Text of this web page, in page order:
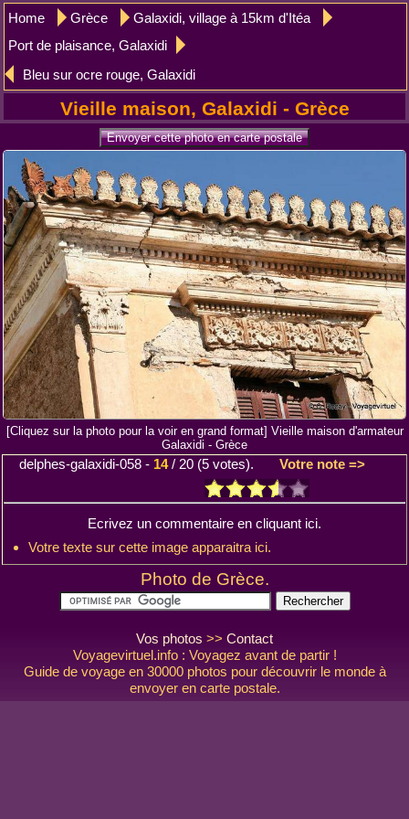
Home Grèce
Galaxidi, village à 15km d'Itéa
Port de plaisance, Galaxidi
Bleu sur ocre rouge, Galaxidi
Vieille maison, Galaxidi - Grèce
[Cliquez sur la photo pour la voir en grand format] Vieille maison d'armateur
Galaxidi - Grèce
delphes-galaxidi-058 - 14/ 20 (5 votes). Votre note =>
Ecrivez un commentaire en cliquant ici.
Votre texte sur cette image apparaitra ici.
Photo de Grèce.
Vos photos >> Contact
Voyagevirtuel.info : Voyagez avant de partir !
Guide de voyage en 30000 photos pour découvrir le monde à
envoyer en carte postale.